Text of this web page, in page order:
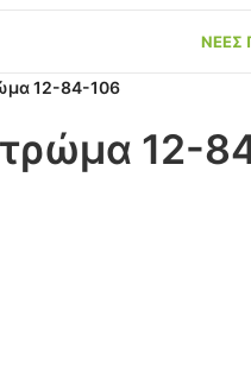
ΝΕΕΣ
12-84-106
12-